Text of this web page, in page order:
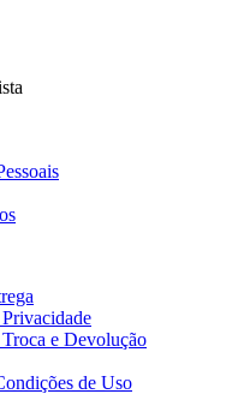
e Devolução
de Uso